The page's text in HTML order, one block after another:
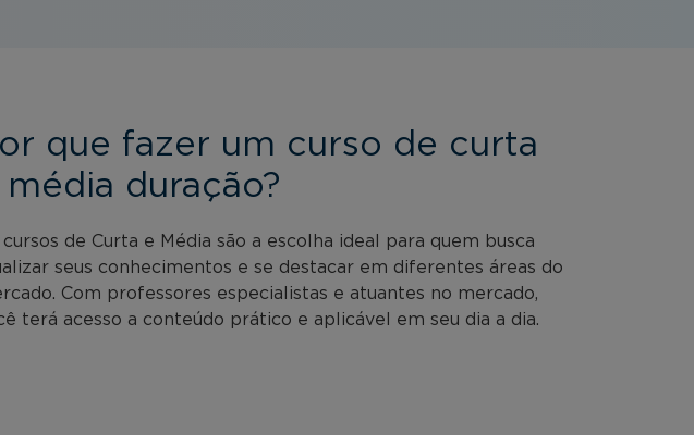
que fazer um curso de curta
média duração?
cursos de Curta e Média são a escolha ideal para quem busca
seus conhecimentos e se destacar em diferentes áreas do
Com professores especialistas e atuantes no mercado,
terá acesso a conteúdo prático e aplicável em seu dia a dia.